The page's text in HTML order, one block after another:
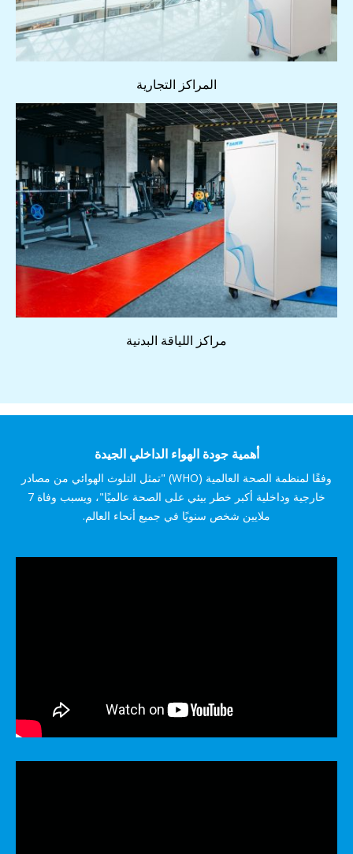
المراكز التجارية
مراكز اللياقة البدنية
أهمية جودة الهواء الداخلي الجيدة
وفقًا لمنظمة الصحة العالمية (WHO) "تمثل التلوث الهوائي من مصادر
خارجية وداخلية أكبر خطر بيئي على الصحة عالميًا"، ويسبب وفاة 7
ملايين شخص سنويًا في جميع أنحاء العالم.